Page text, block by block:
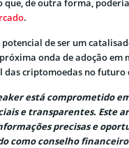
que, de outra forma,
.
de ser um
onda de adoção em
das criptomoedas no futuro
está comprometido
e transparentes. Este
precisas e
como conselho